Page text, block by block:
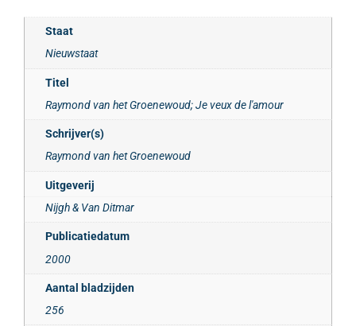
Staat
Nieuwstaat
Titel
Raymond van het Groenewoud; Je veux de l'amour
Schrijver(s)
Raymond van het Groenewoud
Uitgeverij
Nijgh & Van Ditmar
Publicatiedatum
2000
Aantal bladzijden
256